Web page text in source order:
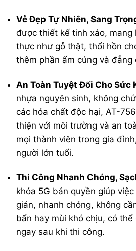
Vẻ Đẹp Tự Nhiên, Sang
được thiết kế tinh xảo, mang
thực như gỗ thật, thổi hồn
thêm phần ấm cúng và đẳng
An Toàn Tuyệt Đối Cho Sức
nhựa nguyên sinh, không
các hóa chất độc hại, AT-
thiện với môi trường và an
mọi thành viên trong gia
người lớn tuổi.
Thi Công Nhanh Chóng,
khóa 5G bản quyền giúp
giản, nhanh chóng, không
bẩn hay mùi khó chịu, có
ngay sau khi thi công.